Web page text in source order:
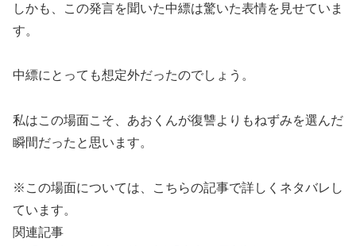
しかも、この発言を聞いた中縹は驚いた表情を見せていま
す。
中縹にとっても想定外だったのでしょう。
私はこの場面こそ、あおくんが復讐よりもねずみを選んだ
瞬間だったと思います。
※この場面については、こちらの記事で詳しくネタバレし
ています。
関連記事